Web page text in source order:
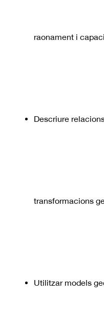
raonament i
Descriure
transformacions
Utilitzar models